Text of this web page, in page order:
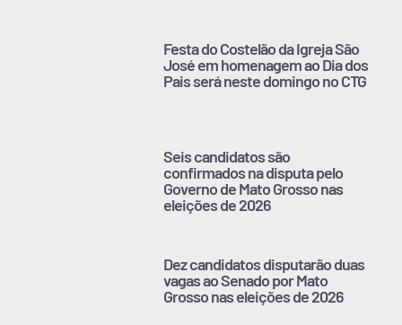
Festa do Costelão da Igreja São
José em homenagem ao Dia dos
Pais será neste domingo no CTG
Seis candidatos são
confirmados na disputa pelo
Governo de Mato Grosso nas
eleições de 2026
Dez candidatos disputarão duas
vagas ao Senado por Mato
Grosso nas eleições de 2026